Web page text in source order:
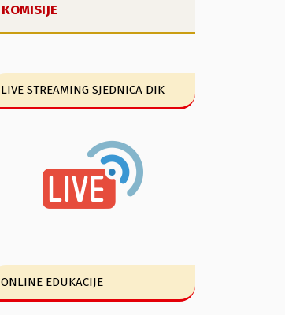
KOMISIJE
LIVE STREAMING SJEDNICA DIK
ONLINE EDUKACIJE